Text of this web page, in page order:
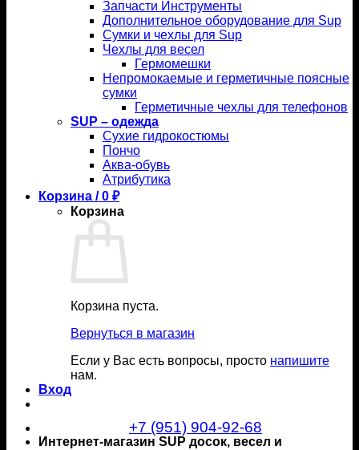
Запчасти Инструменты
Дополнительное оборудование для Sup
Сумки и чехлы для Sup
Чехлы для весел
Гермомешки
Непромокаемые и герметичные поясные
сумки
Герметичные чехлы для телефонов
SUP – одежда
Сухие гидрокостюмы
Пончо
Аква-обувь
Атрибутика
Корзина /0 ₽
Корзина
Корзина пуста.
Вернуться в магазин
Если у Вас есть вопросы, просто напишите
нам.
Вход
+7 (951) 904-92-68
Интернет-магазин SUP досок, весел и